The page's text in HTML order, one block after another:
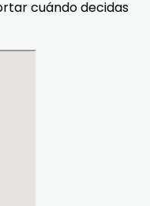
cuándo decidas